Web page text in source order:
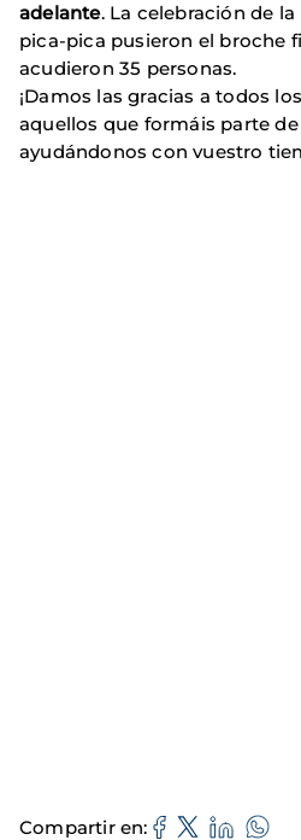
adelante. La celebración de
pica-pica pusieron el broche
acudieron 35 personas.
¡Damos las gracias a todos
aquellos que formáis parte
ayudándonos con vuestro
Compartir en